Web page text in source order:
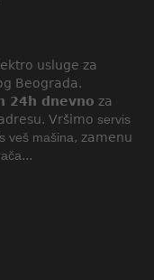
usluge za
Beograda.
24h dnevno za
Vršimoservis
veš mašina, zamenu
...